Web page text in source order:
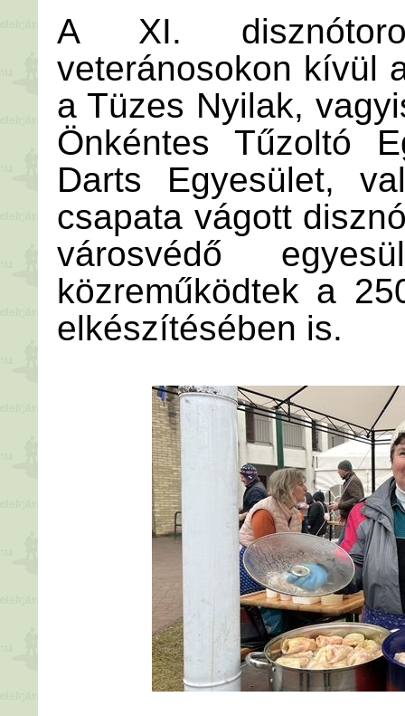
A XI.
veteránosokon kívül
a Tüzes Nyilak,
Önkéntes Tűzoltó
Darts Egyesület,
csapata vágott
városvédő
közreműködtek a
elkészítésében is.